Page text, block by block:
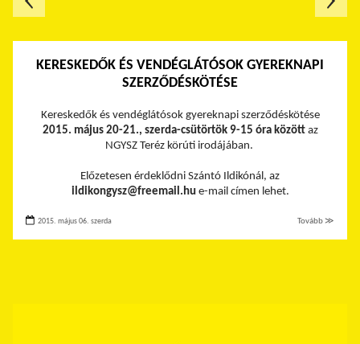
KERESKEDŐK ÉS VENDÉGLÁTÓSOK GYEREKNAPI
SZERZŐDÉSKÖTÉSE
Kereskedők és vendéglátósok gyereknapi szerződéskötése
2015. május 20-21., szerda-csütörtök 9-15 óra közöttaz
NGYSZ Teréz körúti irodájában.
Előzetesen érdeklődni Szántó Ildikónál, az
ildikongysz@freemail.hue-mail címen lehet.
2015. május 06. szerda Tovább ≫